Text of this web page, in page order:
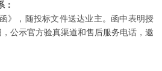
：
，随投标文件送达业主。函中表明授
公示官方验真渠道和售后服务电话，邀